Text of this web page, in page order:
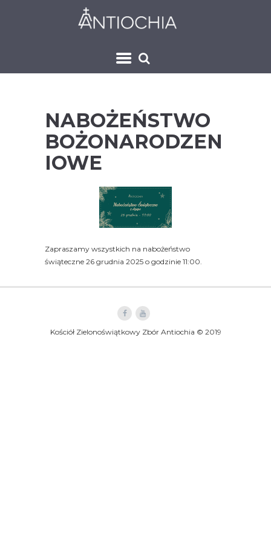
NABOŻEŃSTWO
BOŻONARODZEN
IOWE
Zapraszamy wszystkich na nabożeństwo
świąteczne 26 grudnia 2025 o godzinie 11:00.
Kościół Zielonoświątkowy Zbór Antiochia © 2019